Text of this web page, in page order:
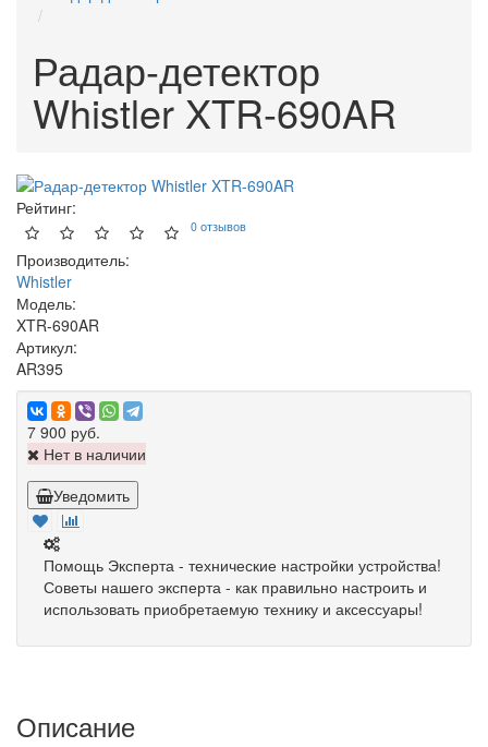
Радар-детектор
Whistler XTR-690AR
Рейтинг:
0 отзывов
Производитель:
Whistler
Модель:
XTR-690AR
Артикул:
AR395
7 900 руб.
Нет в наличии
Уведомить
Помощь Эксперта - технические настройки устройства!
Советы нашего эксперта - как правильно настроить и
использовать приобретаемую технику и аксессуары!
Описание